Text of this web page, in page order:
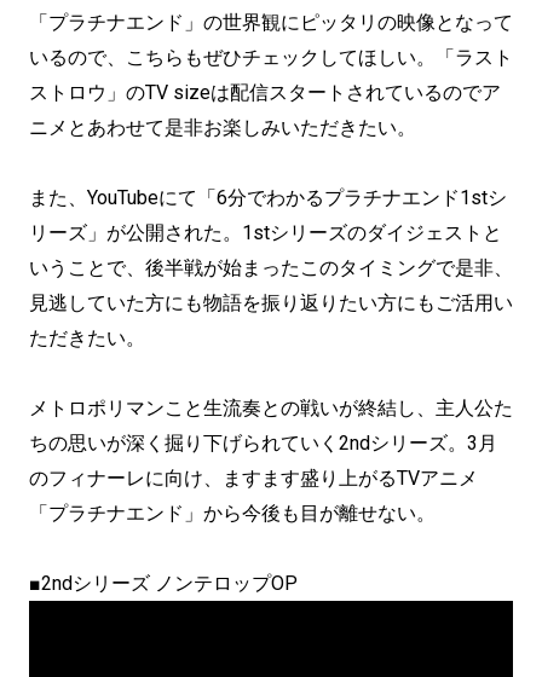
「プラチナエンド」の世界観にピッタリの映像となって
いるので、こちらもぜひチェックしてほしい。「ラスト
ストロウ」のTV sizeは配信スタートされているのでア
ニメとあわせて是非お楽しみいただきたい。
また、YouTubeにて「6分でわかるプラチナエンド1stシ
リーズ」が公開された。1stシリーズのダイジェストと
いうことで、後半戦が始まったこのタイミングで是非、
見逃していた方にも物語を振り返りたい方にもご活用い
ただきたい。
メトロポリマンこと生流奏との戦いが終結し、主人公た
ちの思いが深く掘り下げられていく2ndシリーズ。3月
のフィナーレに向け、ますます盛り上がるTVアニメ
「プラチナエンド」から今後も目が離せない。
■2ndシリーズ ノンテロップOP